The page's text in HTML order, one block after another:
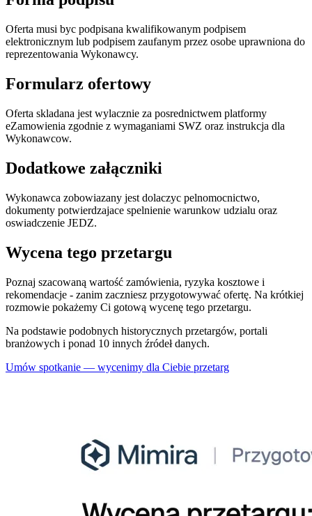
Oferta musi byc podpisana kwalifikowanym podpisem
elektronicznym lub podpisem zaufanym przez osobe uprawniona do
reprezentowania Wykonawcy.
Formularz ofertowy
Oferta skladana jest wylacznie za posrednictwem platformy
eZamowienia zgodnie z wymaganiami SWZ oraz instrukcja dla
Wykonawcow.
Dodatkowe załączniki
Wykonawca zobowiazany jest dolaczyc pelnomocnictwo,
dokumenty potwierdzajace spelnienie warunkow udzialu oraz
oswiadczenie JEDZ.
Wycena tego przetargu
Poznaj szacowaną wartość zamówienia, ryzyka kosztowe i
rekomendacje - zanim zaczniesz przygotowywać ofertę. Na krótkiej
rozmowie pokażemy Ci gotową wycenę tego przetargu.
Na podstawie podobnych historycznych przetargów, portali
branżowych i ponad 10 innych źródeł danych.
Umów spotkanie — wycenimy dla Ciebie przetarg